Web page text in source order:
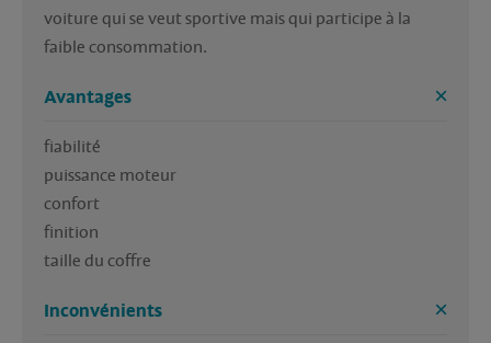
voiture qui se veut sportive mais qui participe à la
faible consommation.
Avantages
fiabilité
puissance moteur
confort
finition
taille du coffre
Inconvénients